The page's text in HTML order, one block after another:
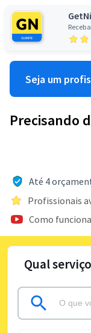
Seja um
Precisando
Até 4
Profissionais
Como
Qual